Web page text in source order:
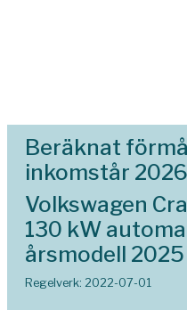
Beräknat
inkomstår 2026
Volkswagen
130 kW
årsmodell 2025
Regelverk: 2022-07-01